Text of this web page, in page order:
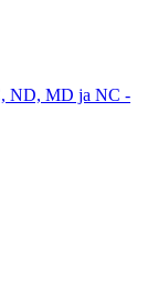
ND, MD ja NC -